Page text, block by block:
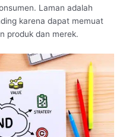
Laman adalah
karena dapat memuat
produk dan merek.